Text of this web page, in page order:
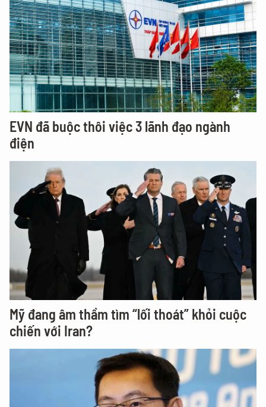
EVN đã buộc thôi việc 3 lãnh đạo ngành
điện
Mỹ đang âm thầm tìm “lối thoát” khỏi cuộc
chiến với Iran?